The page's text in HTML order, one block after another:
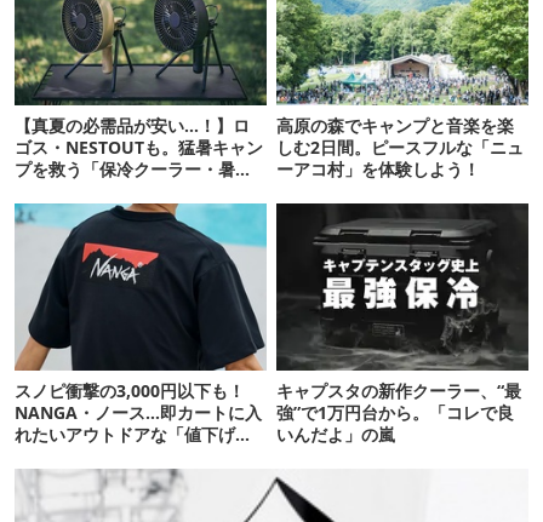
【真夏の必需品が安い…！】ロ
ゴス・NESTOUTも。猛暑キャン
プを救う「保冷クーラー・暑さ
高原の森でキャンプと音楽を楽
しむ2日間。ピースフルな「ニュ
ーアコ村」を体験しよう！
スノピ衝撃の3,000円以下も！
NANGA・ノース…即カートに入
れたいアウトドアな「値下げ夏
キャプスタの新作クーラー、“最
強”で1万円台から。「コレで良
いんだよ」の嵐